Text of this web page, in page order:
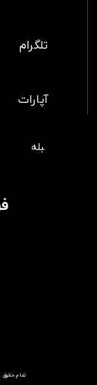
تمام
آپارات
تلگرام
​بلبله​​​​​​​بله